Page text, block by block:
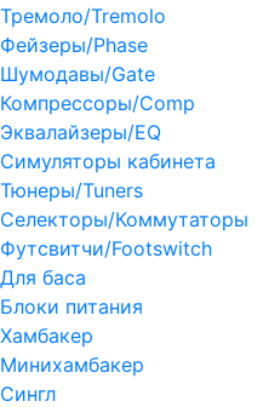
Тремоло/Tremolo
Фейзеры/Phase
Шумодавы/Gate
Компрессоры/Comp
Эквалайзеры/EQ
Симуляторы кабинета
Тюнеры/Tuners
Селекторы/Коммутаторы
Футсвитчи/Footswitch
Для баса
Блоки питания
Хамбакер
Минихамбакер
Сингл